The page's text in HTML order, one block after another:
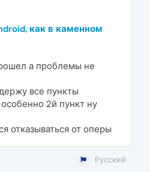
как в каменном
а проблемы не
все пункты
2й пункт ну
отказываться от оперы
Русский